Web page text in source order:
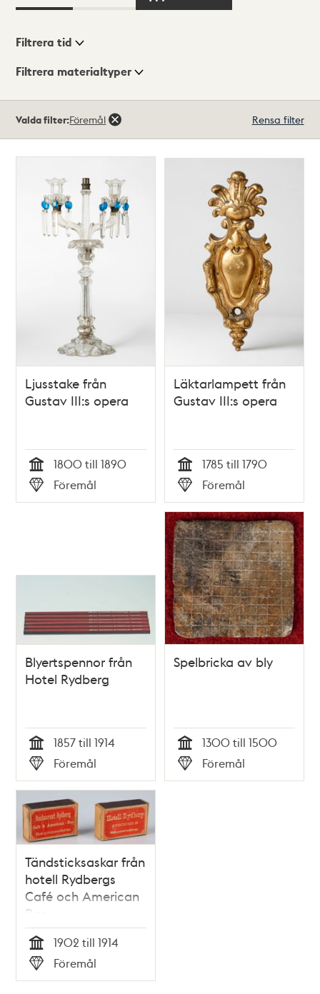
Visningsläge
Filtrera tid
Filtrera materialtyper
träffar
Valda filter:Föremål Rensa filter
Ljusstake från
Gustav III:s opera
Tid
1800 till 1890
Typ
Föremål
Läktarlampett från
Gustav III:s opera
Tid
1785 till 1790
Typ
Föremål
Blyertspennor från
Hotel Rydberg
Tid
1857 till 1914
Typ
Föremål
Spelbricka av bly
Tid
1300 till 1500
Typ
Föremål
Tändsticksaskar från
hotell Rydbergs
Café och American
Bar
Tid
1902 till 1914
Typ
Föremål